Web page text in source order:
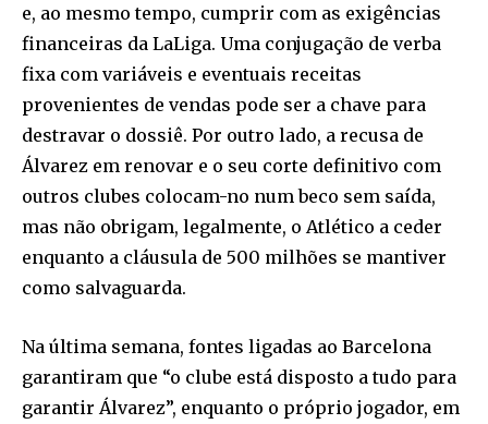
e, ao mesmo tempo, cumprir com as exigências
financeiras da LaLiga. Uma conjugação de verba
fixa com variáveis e eventuais receitas
provenientes de vendas pode ser a chave para
destravar o dossiê. Por outro lado, a recusa de
Álvarez em renovar e o seu corte definitivo com
outros clubes colocam-no num beco sem saída,
mas não obrigam, legalmente, o Atlético a ceder
enquanto a cláusula de 500 milhões se mantiver
como salvaguarda.
Na última semana, fontes ligadas ao Barcelona
garantiram que “o clube está disposto a tudo para
garantir Álvarez”, enquanto o próprio jogador, em